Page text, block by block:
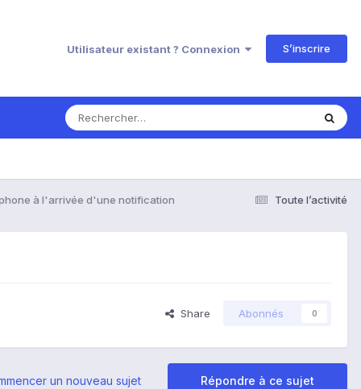
Utilisateur existant ? Connexion S’inscrire
Toute l’activité
à l'arrivée d'une notification
Share Abonnés 0
Répondre à ce sujet
un nouveau sujet